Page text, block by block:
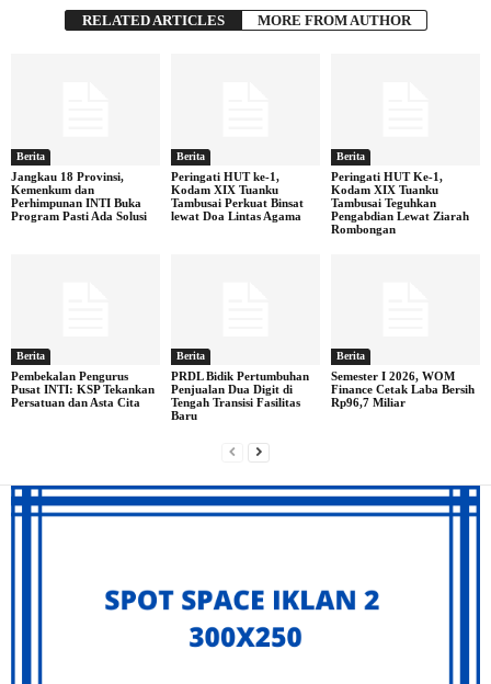
RELATED ARTICLES MORE FROM AUTHOR
Berita
Jangkau 18 Provinsi,
Kemenkum dan
Perhimpunan INTI Buka
Program Pasti Ada Solusi
Berita
Peringati HUT ke-1,
Kodam XIX Tuanku
Tambusai Perkuat Binsat
lewat Doa Lintas Agama
Berita
Peringati HUT Ke-1,
Kodam XIX Tuanku
Tambusai Teguhkan
Pengabdian Lewat Ziarah
Rombongan
Berita
Pembekalan Pengurus
Pusat INTI: KSP Tekankan
Persatuan dan Asta Cita
Berita
PRDL Bidik Pertumbuhan
Penjualan Dua Digit di
Tengah Transisi Fasilitas
Baru
Berita
Semester I 2026, WOM
Finance Cetak Laba Bersih
Rp96,7 Miliar